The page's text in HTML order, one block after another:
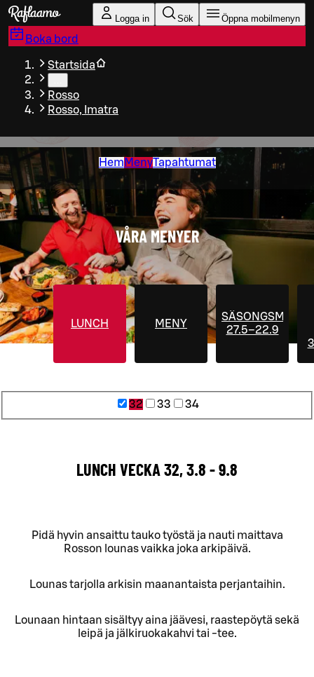
Gå till huvudinnehållet
Logga in Sök Öppna mobilmenyn
Boka bord
Startsida
Rosso
Rosso, Imatra
Hem MenyTapahtumat
VÅRA MENYER
LUNCH MENY
27.5–22.9
32 33 34
LUNCH VECKA 32, 3.8 - 9.8
Pidä hyvin ansaittu tauko työstä ja nauti maittava
Rosson lounas vaikka joka arkipäivä.
Lounas tarjolla arkisin maanantaista perjantaihin.
Lounaan hintaan sisältyy aina jäävesi, raastepöytä sekä
leipä ja jälkiruokakahvi tai -tee.